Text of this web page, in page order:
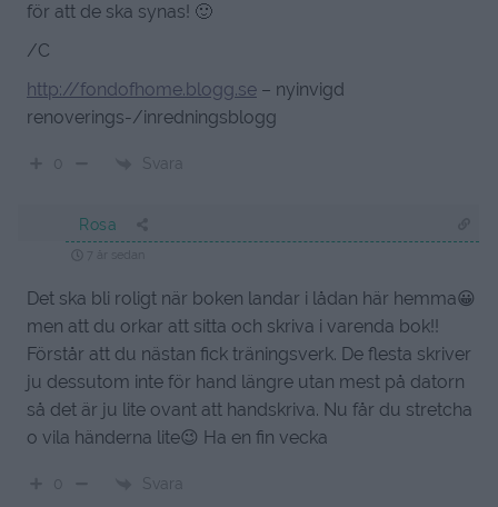
för att de ska synas! 🙂
/C
http://fondofhome.blogg.se – nyinvigd
renoverings-/inredningsblogg
Svara
Rosa
Det ska bli roligt när boken landar i lådan här hemma😀
men att du orkar att sitta och skriva i varenda bok!!
Förstår att du nästan fick träningsverk. De flesta skriver
ju dessutom inte för hand längre utan mest på datorn
så det är ju lite ovant att handskriva. Nu får du stretcha
o vila händerna lite😉 Ha en fin vecka
Svara